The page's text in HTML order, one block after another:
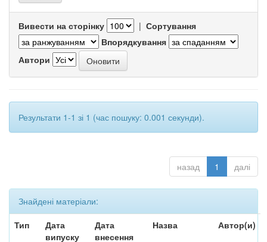
Вивести на сторінку | Сортування
Впорядкування
Автори
Результати 1-1 зі 1 (час пошуку: 0.001 секунди).
назад 1 далі
Знайдені матеріали:
Тип
Дата
випуску
Дата
внесення
Назва Автор(и)